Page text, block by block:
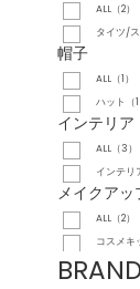
ALL（2）
タイツ/ス
帽子
ALL（1）
ハット（1
インテリア
ALL（3）
インテリ
メイクアッ
ALL（2）
コスメキ
BRAND